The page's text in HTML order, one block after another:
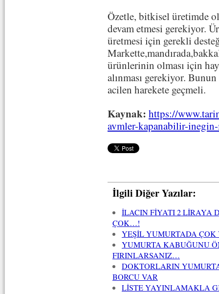
Özetle, bitkisel üretimde
devam etmesi gerekiyor.
üretmesi için gerekli
ürünlerinin olması için
alınması gerekiyor.
acilen harekete geçmeli.
Kaynak: https://
avmler-kapanabilir-
İlgili Diğer Yazılar:
İLACIN FİYATI 2 LİRAYA
ÇOK…!
YEŞİL YUMURTADA ÇOK
YUMURTA KABUĞUNU
FIRINLARSANIZ…
DOKTORLARIN
BORCU VAR
LİSTE YAYINLAMAKLA